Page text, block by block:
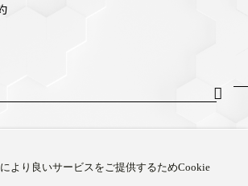
より良いサービスをご提供するためCookie